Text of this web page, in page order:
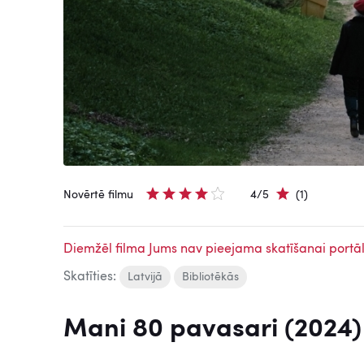
Novērtē filmu 4/5 (1)
Diemžēl filma Jums nav pieejama skatīšanai
Skatīties: Latvijā Bibliotēkās
Mani 80 pavasari (2024)